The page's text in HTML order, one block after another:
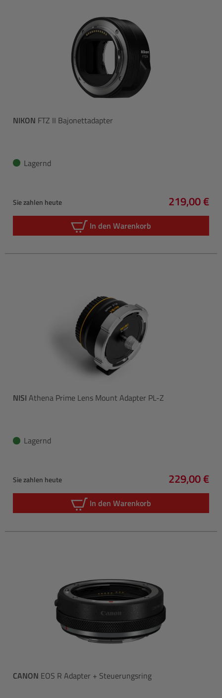
NIKON FTZ II Bajonettadapter
Lagernd
Sie zahlen heute
Regulärer
219,00 €
In den Warenkorb
NISI Athena Prime Lens Mount Adapter PL-Z
Lagernd
Sie zahlen heute
Regulärer
229,00 €
In den Warenkorb
CANON EOS R Adapter + Steuerungsring